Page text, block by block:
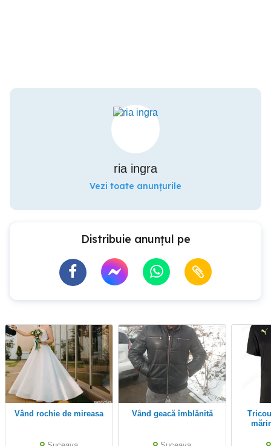
ria ingra
Vezi toate anunțurile
Distribuie anunțul pe
Vând rochie de mireasa Vând geacă îmblănită
Tricou PUMA SHIRT